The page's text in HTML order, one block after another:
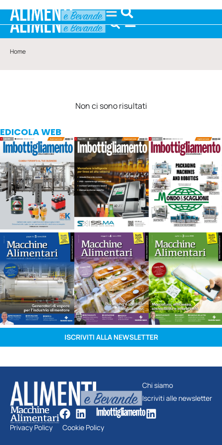
Home
Non ci sono risultati
EDICOLA WEB
ISCRIVITI ALLA NEWSLETTER
Chi siamo
Iscriviti alle newsletter
Privacy Policy Cookie Policy